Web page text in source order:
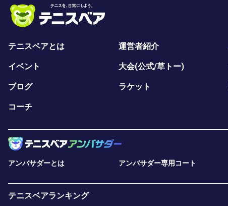
テニスベアとは 運営者紹介
イベント 大会(公式/草トー)
ブログ ラケット
コーチ
アンバサダーとは アンバサダー専用コート
テニスベアランキング